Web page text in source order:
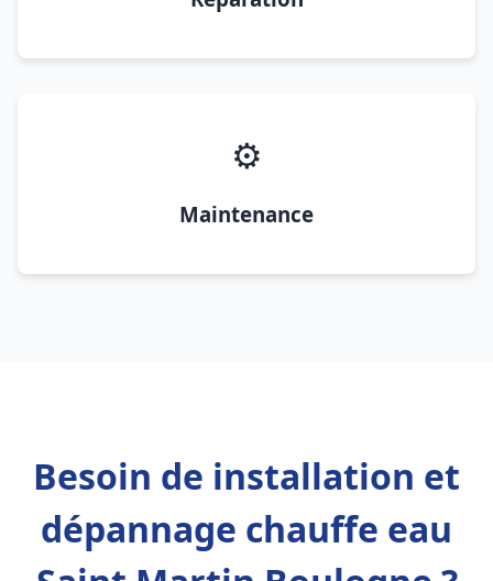
⚙️
Maintenance
Besoin de installation et
dépannage chauffe eau